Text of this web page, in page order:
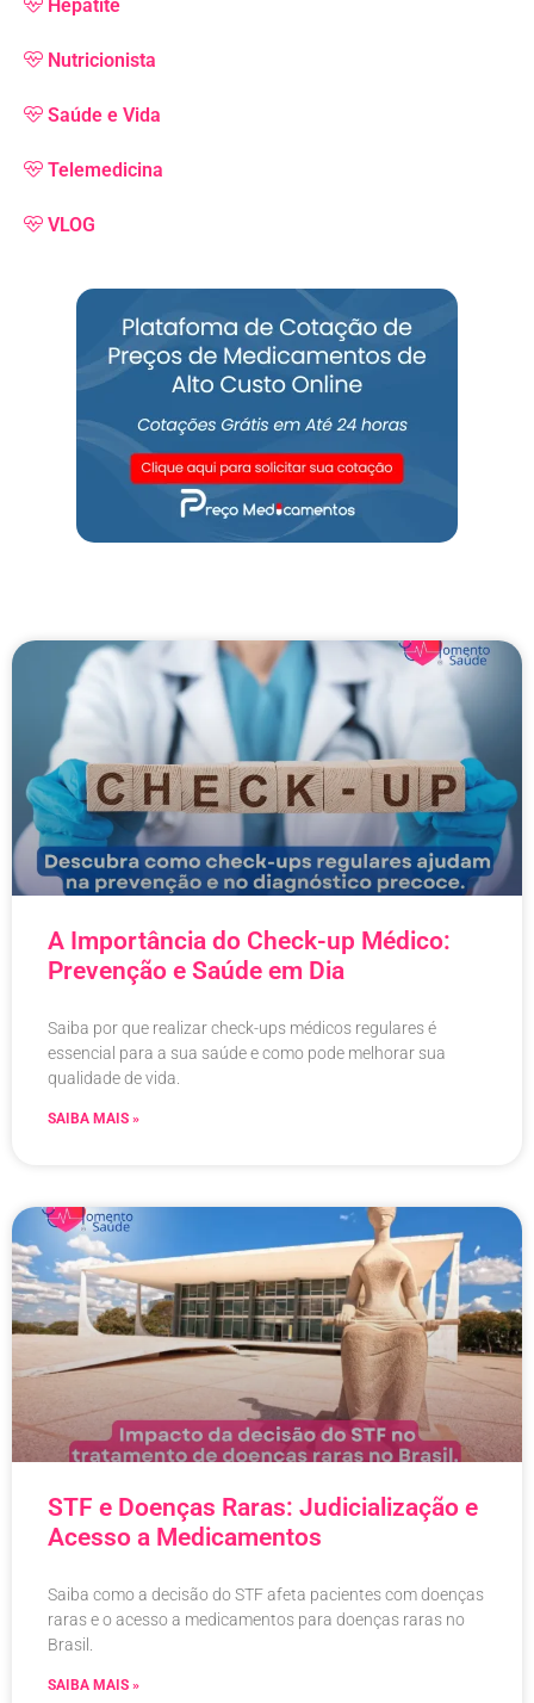
Hepatite
Nutricionista
Saúde e Vida
Telemedicina
VLOG
A Importância do Check-up Médico:
Prevenção e Saúde em Dia
Saiba por que realizar check-ups médicos regulares é
essencial para a sua saúde e como pode melhorar sua
qualidade de vida.
SAIBA MAIS »
STF e Doenças Raras: Judicialização e
Acesso a Medicamentos
Saiba como a decisão do STF afeta pacientes com doenças
raras e o acesso a medicamentos para doenças raras no
Brasil.
SAIBA MAIS »